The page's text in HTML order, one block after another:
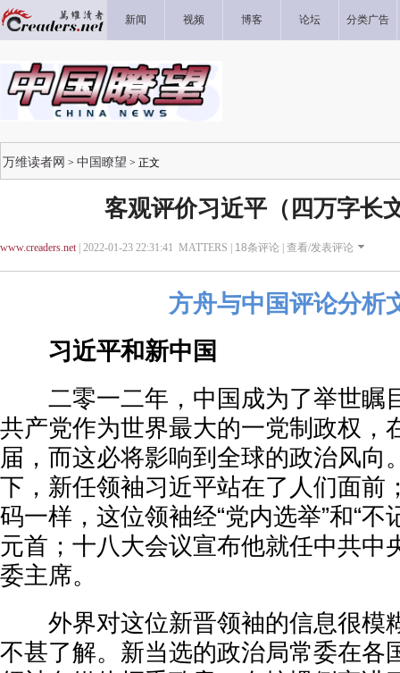
新闻 视频 博客 论坛 分类广告
万维读者网 > 中国瞭望 > 正文
客观评价习近平（四万字长
www.creaders.net| 2022-01-23 22:31:41 MATTERS | 18条评论 | 查看/发表评论
方舟与中国评论分析
习近平和新中国
二零一二年，中国成为了举世瞩
共产党作为世界最大的一党制政权，
届，而这必将影响到全球的政治风向
下，新任领袖习近平站在了人们面前
码一样，这位领袖经“党内选举”和“不
元首；十八大会议宣布他就任中共中
委主席。
外界对这位新晋领袖的信息很模
不甚了解。新当选的政治局常委在各